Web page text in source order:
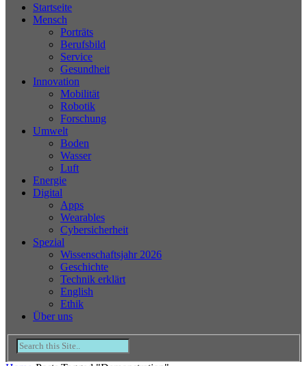
Startseite
Mensch
Porträts
Berufsbild
Service
Gesundheit
Innovation
Mobilität
Robotik
Forschung
Umwelt
Boden
Wasser
Luft
Energie
Digital
Apps
Wearables
Cybersicherheit
Spezial
Wissenschaftsjahr 2026
Geschichte
Technik erklärt
English
Ethik
Über uns